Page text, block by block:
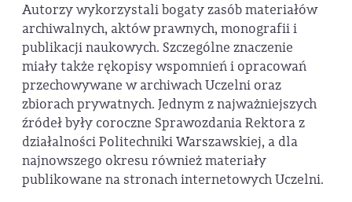
Autorzy wykorzystali bogaty zasób materiałów
archiwalnych, aktów prawnych, monografii i
publikacji naukowych. Szczególne znaczenie
miały także rękopisy wspomnień i opracowań
przechowywane w archiwach Uczelni oraz
zbiorach prywatnych. Jednym z najważniejszych
źródeł były coroczne Sprawozdania Rektora z
działalności Politechniki Warszawskiej, a dla
najnowszego okresu również materiały
publikowane na stronach internetowych Uczelni.